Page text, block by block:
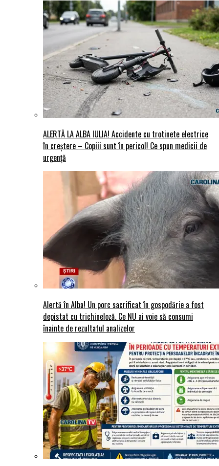
ALERTĂ LA ALBA IULIA! Accidente cu trotinete electrice
în creștere – Copiii sunt în pericol! Ce spun medicii de
urgență
Alertă în Alba! Un porc sacrificat în gospodărie a fost
depistat cu trichineloză. Ce NU ai voie să consumi
înainte de rezultatul analizelor